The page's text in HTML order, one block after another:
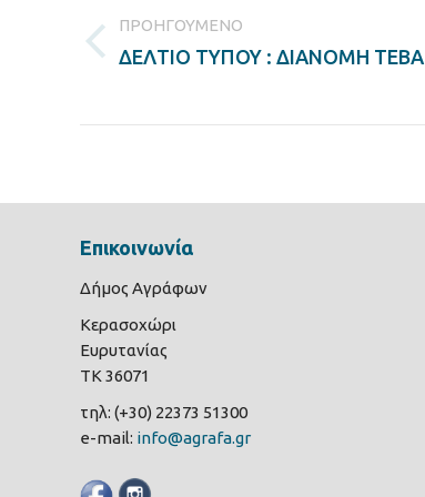
ΠΡΟΗΓΟΎΜΕΝΟ
Previous
ΔΕΛΤΙΟ ΤΥΠΟΥ : ΔΙΑΝΟΜΗ ΤΕΒΑ
Επικοινωνία
Δήμος Αγράφων
Κερασοχώρι
Ευρυτανίας
ΤΚ 36071
τηλ: (+30) 22373 51300
e-mail: info@agrafa.gr